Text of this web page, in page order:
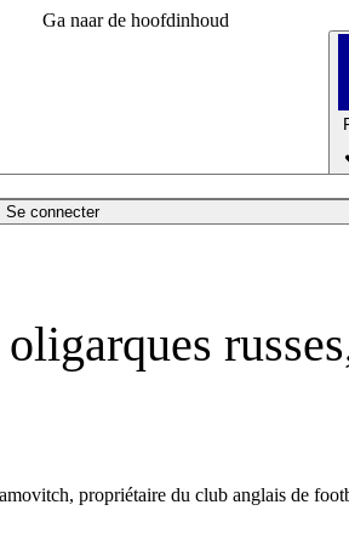
Ga naar de hoofdinhoud
Se connecter
propriétaire du club anglais de